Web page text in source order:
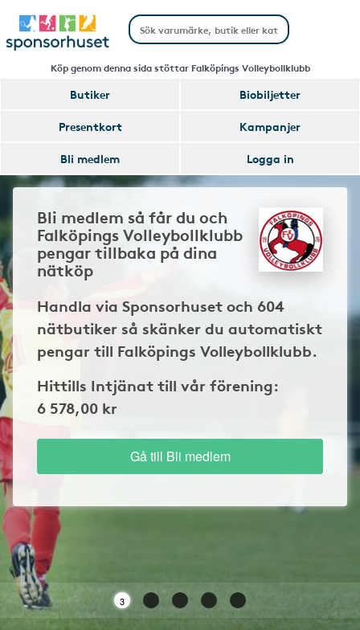
Köp genom denna sida stöttar Falköpings Volleybollklubb
Butiker
Biobiljetter
Presentkort
Kampanjer
Bli medlem
Logga in
Bli medlem så får du och
Falköpings Volleybollklubb
pengar tillbaka på dina
nätköp
Handla via Sponsorhuset och 604
nätbutiker så skänker du automatiskt
pengar till Falköpings Volleybollklubb.
Hittills Intjänat till vår förening:
6 578,00 kr
Gå till Bli medlem
3